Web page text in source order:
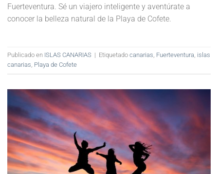
Fuerteventura. Sé un viajero inteligente y aventúrate a
conocer la belleza natural de la Playa de Cofete.
Publicado en ISLAS CANARIAS | Etiquetado canarias, Fuerteventura, islas
canarias, Playa de Cofete